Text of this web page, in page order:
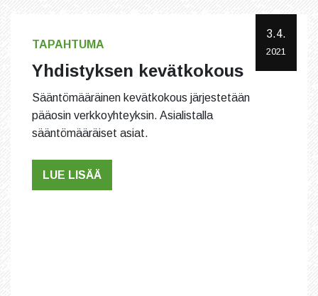
3.4.
2021
TAPAHTUMA
Yhdistyksen kevätkokous
Sääntömääräinen kevätkokous järjestetään
pääosin verkkoyhteyksin. Asialistalla
sääntömääräiset asiat.
LUE LISÄÄ